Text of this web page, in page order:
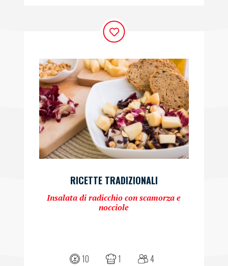
RICETTE TRADIZIONALI
Insalata di radicchio con scamorza e
nocciole
10 1 4